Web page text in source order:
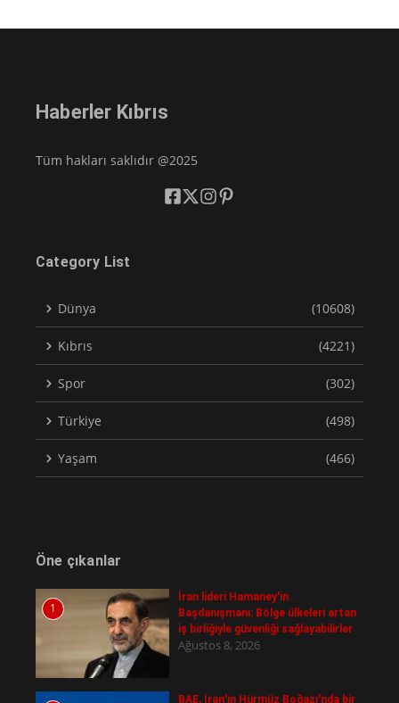
Haberler Kıbrıs
Tüm hakları saklıdır @2025
Category List
Dünya (10608)
Kıbrıs (4221)
Spor (302)
Türkiye (498)
Yaşam (466)
Öne çıkanlar
1
İran lideri Hamaney'in
Başdanışmanı: Bölge ülkeleri artan
iş birliğiyle güvenliği sağlayabilirler
Ağustos 8, 2026
BAE, İran'ın Hürmüz Boğazı'nda bir